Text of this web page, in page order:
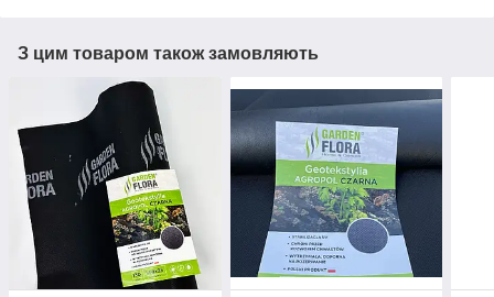
З цим товаром також замовляють